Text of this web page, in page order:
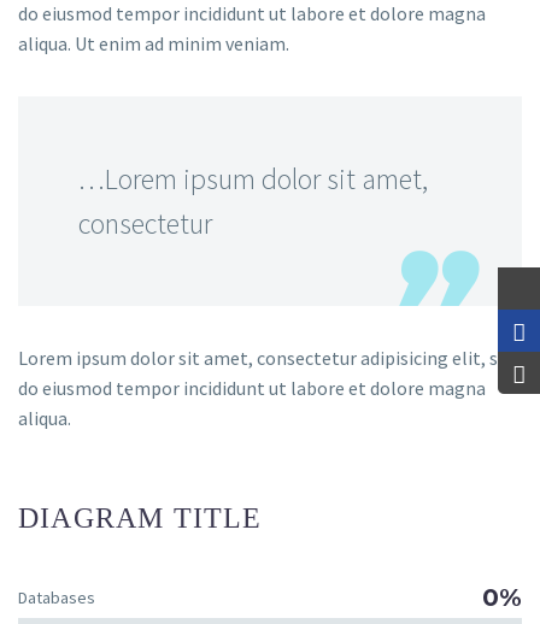
do eiusmod tempor incididunt ut labore et dolore magna
aliqua. Ut enim ad minim veniam.
…Lorem ipsum dolor sit amet,
consectetur
Lorem ipsum dolor sit amet, consectetur adipisicing elit, sed
do eiusmod tempor incididunt ut labore et dolore magna
aliqua.
DIAGRAM TITLE
Databases 0%